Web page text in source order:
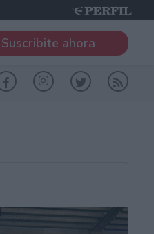
Suscribite ahora